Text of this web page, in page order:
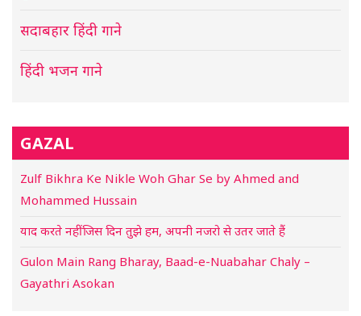
सदाबहार हिंदी गाने
हिंदी भजन गाने
GAZAL
Zulf Bikhra Ke Nikle Woh Ghar Se by Ahmed and
Mohammed Hussain
याद करते नहीं जिस दिन तुझे हम, अपनी नजरो से उतर जाते हैं
Gulon Main Rang Bharay, Baad-e-Nuabahar Chaly –
Gayathri Asokan